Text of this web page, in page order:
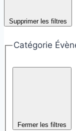
Supprimer les filtres
Catégorie
Fermer les filtres